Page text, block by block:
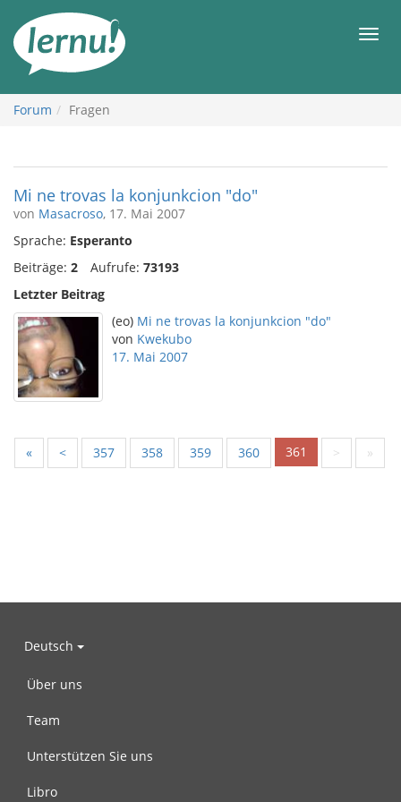
Inhalt
Forum Fragen
Mi ne trovas la konjunkcion "do"
von Masacroso, 17. Mai 2007
Sprache: Esperanto
Beiträge: 2 Aufrufe: 73193
Letzter Beitrag
(eo) Mi ne trovas la konjunkcion "do"
von Kwekubo
17. Mai 2007
« < 357 358 359 360 361 > »
Deutsch
Über uns
Team
Unterstützen Sie uns
Libro